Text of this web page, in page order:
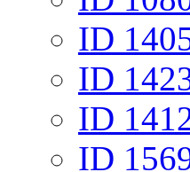
ID
ID
ID
ID